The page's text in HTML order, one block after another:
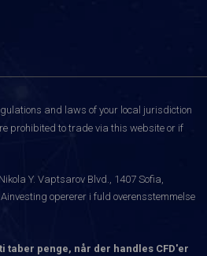
and laws of your local jurisdiction
prohibited to trade via this website or if
Y. Vaptsarov Blvd., 1407 Sofia,
opererer i fuld overensstemmelse
taber penge, når der handles CFD'er